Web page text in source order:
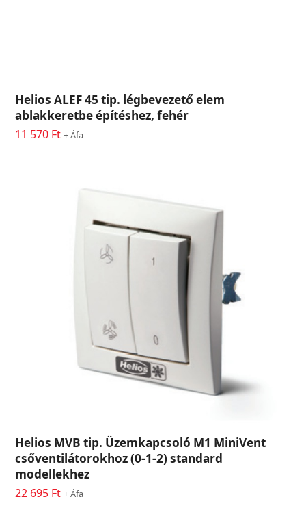
Helios ALEF 45 tip. légbevezető elem
ablakkeretbe építéshez, fehér
11 570 Ft + Áfa
Helios MVB tip. Üzemkapcsoló M1 MiniVent
csőventilátorokhoz (0-1-2) standard
modellekhez
22 695 Ft + Áfa